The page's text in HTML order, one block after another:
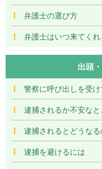
弁護士の選び方
弁護士はいつ来てく
出頭
警察に呼び出しを受け
逮捕されるか不安なと
逮捕されるとどうな
逮捕を避けるには